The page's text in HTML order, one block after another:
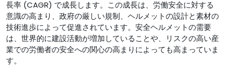
長率 (CAGR) で成長します。この成長は、労働安全に対する
意識の高まり、政府の厳しい規制、ヘルメットの設計と素材の
技術進歩によって促進されています。安全ヘルメットの需要
は、世界的に建設活動が増加していることや、リスクの高い産
業での労働者の安全への関心の高まりによっても高まっていま
す。